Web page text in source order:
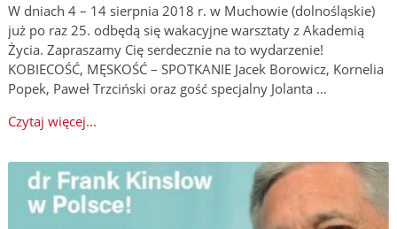
W dniach 4 – 14 sierpnia 2018 r. w Muchowie (dolnośląskie)
już po raz 25. odbędą się wakacyjne warsztaty z Akademią
Życia. Zapraszamy Cię serdecznie na to wydarzenie!
KOBIECOŚĆ, MĘSKOŚĆ – SPOTKANIE Jacek Borowicz, Kornelia
Popek, Paweł Trzciński oraz gość specjalny Jolanta …
Czytaj więcej...